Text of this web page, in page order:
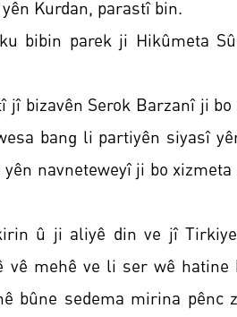
Kurdan, parastî bin.
bibin parek ji Hikûmeta
bizavên Serok Barzanî ji
bang li partiyên siyasî
navneteweyî ji bo
û ji aliyê din ve jî
mehê ve li ser wê
bûne sedema mirina pênc